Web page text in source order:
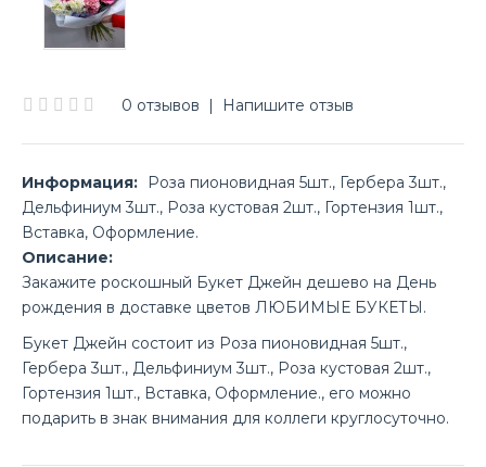
0 отзывов | Напишите отзыв
Информация:
Роза пионовидная 5шт., Гербера 3шт.,
Дельфиниум 3шт., Роза кустовая 2шт., Гортензия 1шт.,
Вставка, Оформление.
Описание:
Закажите роскошный Букет Джейн дешево на День
рождения в доставке цветов ЛЮБИМЫЕ БУКЕТЫ.
Букет Джейн состоит из Роза пионовидная 5шт.,
Гербера 3шт., Дельфиниум 3шт., Роза кустовая 2шт.,
Гортензия 1шт., Вставка, Оформление., его можно
подарить в знак внимания для коллеги круглосуточно.